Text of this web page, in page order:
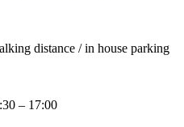
distance / in house parking
– 17:00